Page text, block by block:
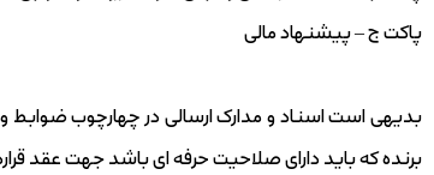
پاکت ج – پیشنهاد مالی
بدیهی است اسناد و مدارک ارسالی در چهارچوب
برنده که باید دارای صلاحیت حرفه ای باشد جهت عقد